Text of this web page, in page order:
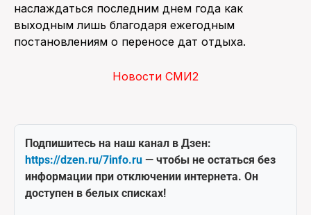
наслаждаться последним днем года как
выходным лишь благодаря ежегодным
постановлениям о переносе дат отдыха.
Новости СМИ2
Подпишитесь на наш канал в Дзен:
https://dzen.ru/7info.ru — чтобы не остаться без
информации при отключении интернета. Он
доступен в белых списках!